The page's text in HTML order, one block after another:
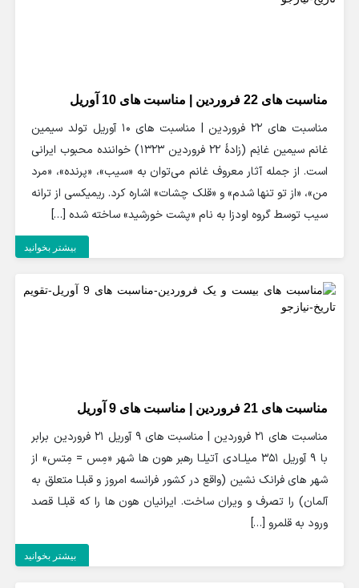
مناسبت های 22 فروردین | مناسبت های 10 آوریل
مناسبت های 22 فروردین | مناسبت های 10 آوریل تولد سیمین
غانم سیمین غانِم (زادهٔ ۲۲ فروردین ۱۳۲۳) خواننده محبوب ایرانی
است. از جمله آثار معروف غانم می‌توان به «سیب»، «پرنده»، «مرد
من»، «از تو تنها شدم» و «قلک چشات» اشاره کرد. ریمیکسی از ترانه
سیب توسط گروه اودزا به نام «پشت خورشید» ساخته شده‌ […]
بیشتر بخوانید
مناسبت های 21 فروردین | مناسبت های 9 آوریل
مناسبت های 21 فروردین | مناسبت های 9 آوریل 21 فروردین برابر
با 9 آوریل 351 میلـادی آتیلـا رهبر هون ها شهر «مِس = مِتس» از
شهر های فرانک نشین (واقع در کشور فرانسه امروز و قبلـا متعلق به
آلمان) را تصرف و ویران ساخت. ایرانیان هون ها را که قبلـا قصد
ورود به قلمرو […]
بیشتر بخوانید